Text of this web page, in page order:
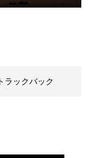
ラックバック